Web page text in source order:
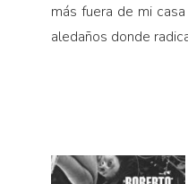
más fuera de mi
aledaños donde